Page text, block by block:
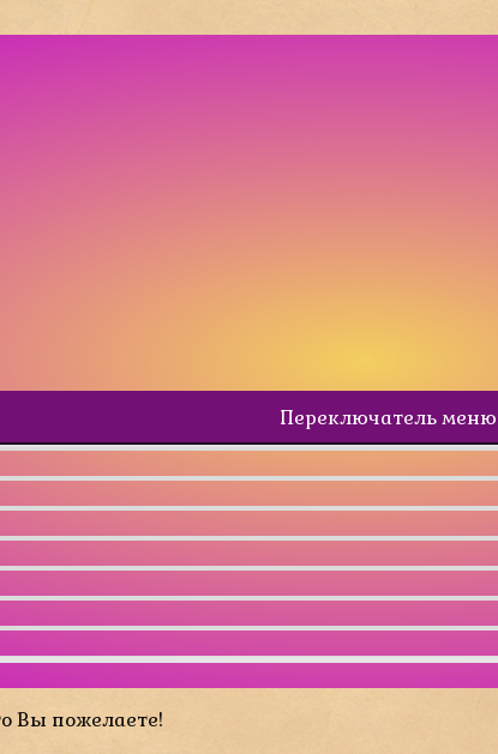
Переключатель меню
Вы пожелаете!